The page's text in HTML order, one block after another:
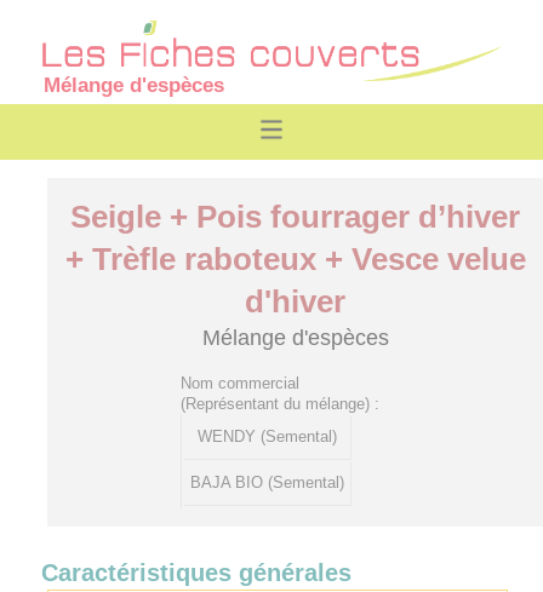
Mélange d'espèces
Seigle + Pois fourrager d’hiver
+ Trèfle raboteux + Vesce velue
d'hiver
Mélange d'espèces
Nom commercial
(Représentant du mélange) :
WENDY (Semental)
BAJA BIO (Semental)
Caractéristiques générales